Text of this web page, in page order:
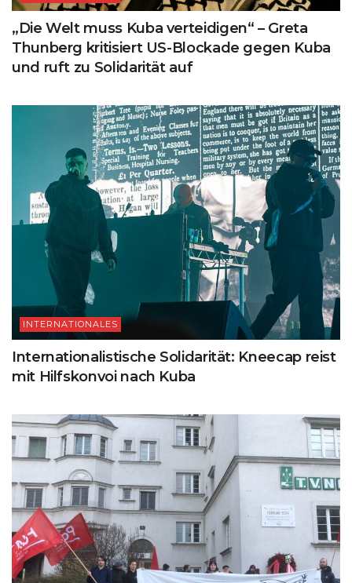
„Die Welt muss Kuba verteidigen“ – Greta
Thunberg kritisiert US-Blockade gegen Kuba
und ruft zu Solidarität auf
INTERNATIONALES
Internationalistische Solidarität: Kneecap reist
mit Hilfskonvoi nach Kuba